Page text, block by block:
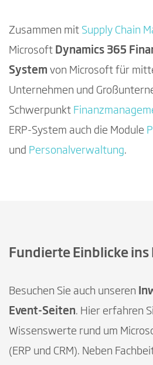
Zusammen mit Supply Chain
Microsoft Dynamics 365
System von Microsoft für
Unternehmen und
Schwerpunkt
ERP-System auch die Module
und Personalverwaltung.
Fundierte Einblicke ins
Besuchen Sie auch unseren
Event-Seiten. Hier erfahren
Wissenswerte rund um
(ERP und CRM). Neben